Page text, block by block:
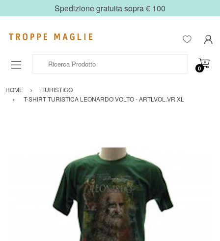
Spedizione gratuita sopra € 100
0
HOME
TURISTICO
T-SHIRT TURISTICA LEONARDO VOLTO - ARTLVOL.VR XL